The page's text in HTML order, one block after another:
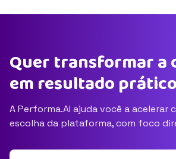
Quer transformar a
em resultado
A Performa.AI ajuda você a acelerar
escolha da plataforma, com foco